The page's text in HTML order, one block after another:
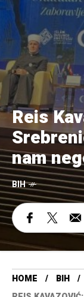
Reis
nam
BIH
HOME
BIH